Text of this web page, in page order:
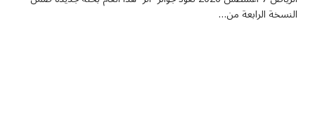
النسخة الرابعة من…